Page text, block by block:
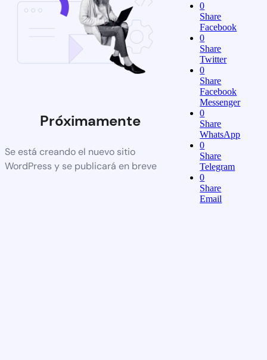
Próximamente
Se está creando el nuevo sitio
WordPress y se publicará en breve
0
Share
Facebook
0
Share
Twitter
0
Share
Facebook
Messenger
0
Share
WhatsApp
0
Share
Telegram
0
Share
Email